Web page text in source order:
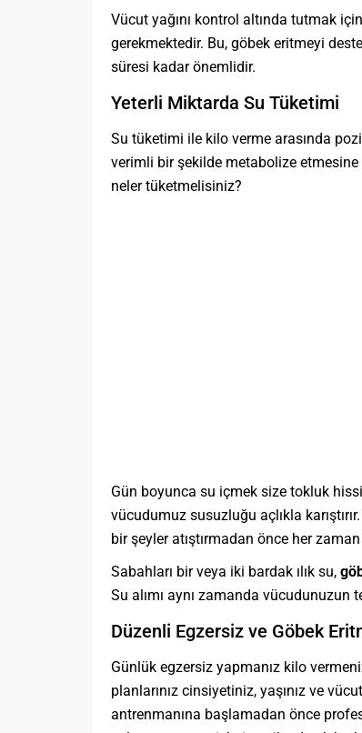
Vücut yağını kontrol altında tutmak
gerekmektedir. Bu, göbek eritmeyi
süresi kadar önemlidir.
Yeterli Miktarda Su Tüketimi
Su tüketimi ile kilo verme arasında
verimli bir şekilde metabolize etmesine
neler tüketmelisiniz?
Gün boyunca su içmek size tokluk hissi
vücudumuz susuzluğu açlıkla
bir şeyler atıştırmadan önce her
Sabahları bir veya iki bardak ılık su,
Su alımı aynı zamanda vücudunuzun
Düzenli Egzersiz ve Göbek
Günlük egzersiz yapmanız kilo
planlarınız cinsiyetiniz, yaşınız ve
antrenmanına başlamadan önce